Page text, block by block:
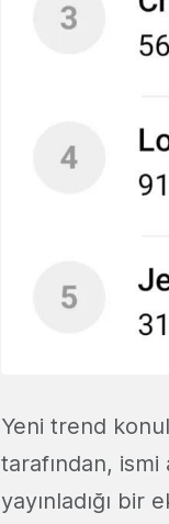
Yeni trend
tarafından, ismi
yayınladığı bir